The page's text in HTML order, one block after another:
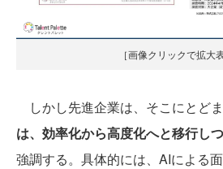
［画像クリックで拡大
しかし先進企業は、そこにとどま
は、効率化から高度化へと移行しつ
強調する。具体的には、AIによる